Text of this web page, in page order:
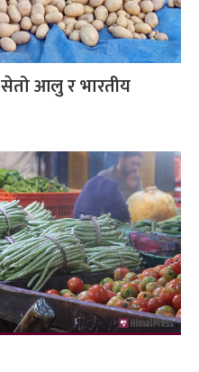
आलु र भारतीय